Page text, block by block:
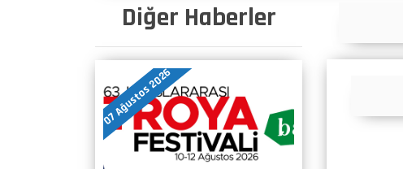
Diğer Haberler
07 Ağustos 2026Duyurular